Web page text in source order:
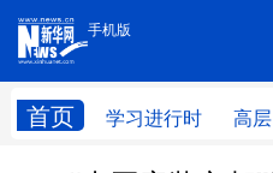
手机版
首页 学习进行时 高层
手机版
网